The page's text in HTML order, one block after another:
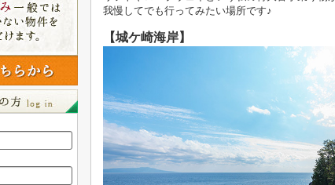
我慢してでも行ってみたい場所です♪
【城ケ崎海岸】